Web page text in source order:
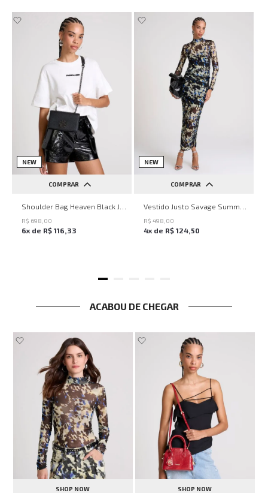
NEW
COMPRAR
UN
R$ 698 00
6x de R$ 116,33
NEW
COMPRAR
PP P M G
R$ 498 00
4x de R$ 124,50
ACABOU DE CHEGAR
SHOP NOW SHOP NOW